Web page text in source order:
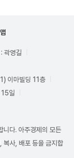
곽영길
이마빌딩 11층
일
니다. 아주경제의 모든
복사, 배포 등을 금지합